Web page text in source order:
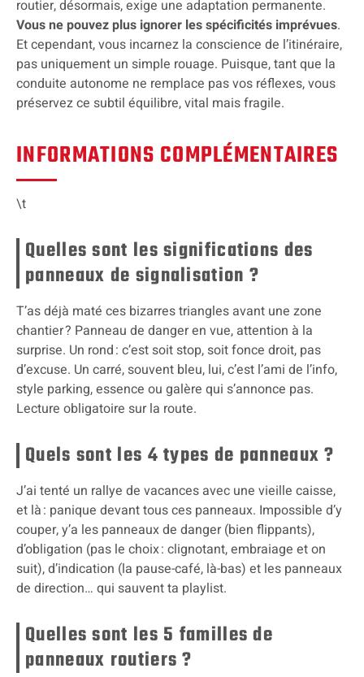
routier, désormais, exige une adaptation permanente.
Vous ne pouvez plus ignorer les spécificités imprévues.
Et cependant, vous incarnez la conscience de l’itinéraire,
pas uniquement un simple rouage. Puisque, tant que la
conduite autonome ne remplace pas vos réflexes, vous
préservez ce subtil équilibre, vital mais fragile.
INFORMATIONS COMPLÉMENTAIRES
\t
Quelles sont les significations des
panneaux de signalisation ?
T’as déjà maté ces bizarres triangles avant une zone
chantier ? Panneau de danger en vue, attention à la
surprise. Un rond : c’est soit stop, soit fonce droit, pas
d’excuse. Un carré, souvent bleu, lui, c’est l’ami de l’info,
style parking, essence ou galère qui s’annonce pas.
Lecture obligatoire sur la route.
Quels sont les 4 types de panneaux ?
J’ai tenté un rallye de vacances avec une vieille caisse,
et là : panique devant tous ces panneaux. Impossible d’y
couper, y’a les panneaux de danger (bien flippants),
d’obligation (pas le choix : clignotant, embraiage et on
suit), d’indication (la pause-café, là-bas) et les panneaux
de direction… qui sauvent ta playlist.
Quelles sont les 5 familles de
panneaux routiers ?